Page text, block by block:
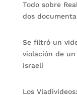
Todo sobre
dos
Se filtró un
violación de
israelí
Los